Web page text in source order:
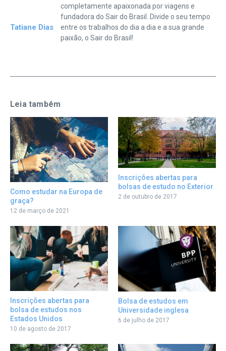
Tatiane Dias
completamente apaixonada por viagens e
fundadora do Sair do Brasil. Divide o seu tempo
entre os trabalhos do dia a dia e a sua grande
paixão, o Sair do Brasil!
Leia também
Como estudar na Europa de
graça?
12 de março de 2021
Inscrições abertas para
bolsas de estudo no Exterior
2 de outubro de 2017
Inscrições abertas para
bolsa de estudos nos
Estados Unidos
10 de agosto de 2017
Bolsa de estudos em
Universidade inglesa
6 de julho de 2017